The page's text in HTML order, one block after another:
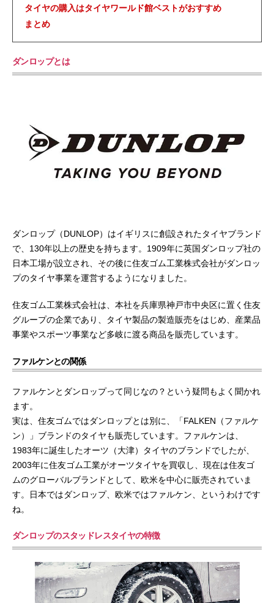
タイヤの購入はタイヤワールド館ベストがおすすめ
まとめ
ダンロップとは
ダンロップ（DUNLOP）はイギリスに創設されたタイヤブランド
で、130年以上の歴史を持ちます。1909年に英国ダンロップ社の
日本工場が設立され、その後に住友ゴム工業株式会社がダンロッ
プのタイヤ事業を運営するようになりました。
住友ゴム工業株式会社は、本社を兵庫県神戸市中央区に置く住友
グループの企業であり、タイヤ製品の製造販売をはじめ、産業品
事業やスポーツ事業など多岐に渡る商品を販売しています。
ファルケンとの関係
ファルケンとダンロップって同じなの？という疑問もよく聞かれ
ます。
実は、住友ゴムではダンロップとは別に、「FALKEN（ファルケ
ン）」ブランドのタイヤも販売しています。ファルケンは、
1983年に誕生したオーツ（大津）タイヤのブランドでしたが、
2003年に住友ゴム工業がオーツタイヤを買収し、現在は住友ゴ
ムのグローバルブランドとして、欧米を中心に販売されていま
す。日本ではダンロップ、欧米ではファルケン、というわけです
ね。
ダンロップのスタッドレスタイヤの特徴